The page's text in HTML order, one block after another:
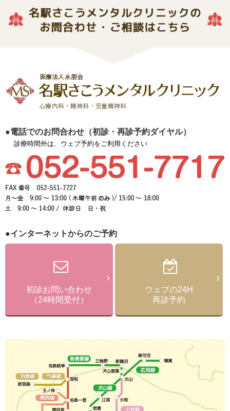
●電話でのお問合わせ（初診・再診予約ダイヤル）
診療時間外は、ウェブ予約をご利用ください
●インターネットからのご予約
初診お問い合わせ
（24時間受付）
ウェブの24H
再診予約